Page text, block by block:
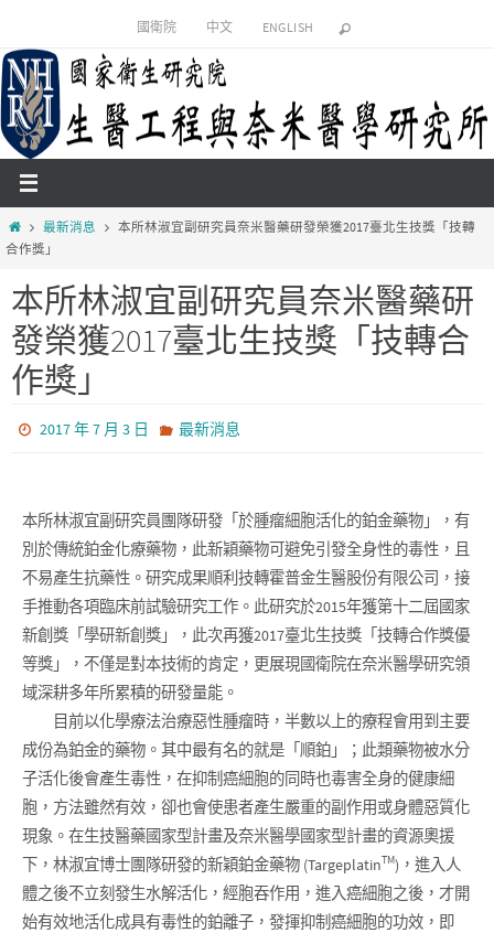
國衛院 中文 ENGLISH
最新消息
本所林淑宜副研究員奈米醫藥研發榮獲2017臺北生技獎「技轉
合作獎」
本所林淑宜副研究員奈米醫藥研
發榮獲2017臺北生技獎「技轉合
作獎」
2017 年 7 月 3 日 最新消息
本所林淑宜副研究員團隊研發「於腫瘤細胞活化的鉑金藥物」，有
別於傳統鉑金化療藥物，此新穎藥物可避免引發全身性的毒性，且
不易產生抗藥性。研究成果順利技轉霍普金生醫股份有限公司，接
手推動各項臨床前試驗研究工作。此研究於2015年獲第十二屆國家
新創獎「學研新創獎」，此次再獲2017臺北生技獎「技轉合作獎優
等獎」，不僅是對本技術的肯定，更展現國衛院在奈米醫學研究領
域深耕多年所累積的研發量能。
目前以化學療法治療惡性腫瘤時，半數以上的療程會用到主要
成份為鉑金的藥物。其中最有名的就是「順鉑」；此類藥物被水分
子活化後會產生毒性，在抑制癌細胞的同時也毒害全身的健康細
胞，方法雖然有效，卻也會使患者產生嚴重的副作用或身體惡質化
現象。在生技醫藥國家型計畫及奈米醫學國家型計畫的資源奧援
下，林淑宜博士團隊研發的新穎鉑金藥物 (TargeplatinTM)，進入人
體之後不立刻發生水解活化，經胞吞作用，進入癌細胞之後，才開
始有效地活化成具有毒性的鉑離子，發揮抑制癌細胞的功效，即